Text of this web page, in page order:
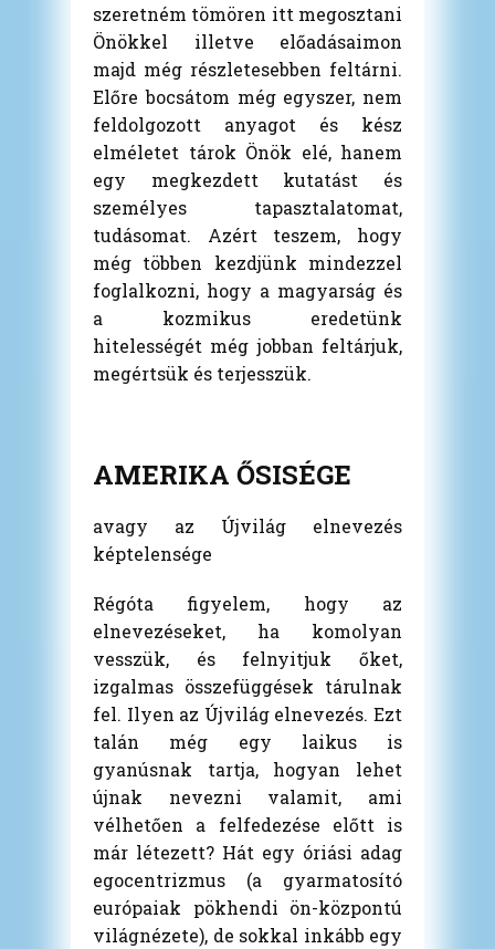
szeretném tömören itt megosztani
Önökkel illetve előadásaimon
majd még részletesebben feltárni.
Előre bocsátom még egyszer, nem
feldolgozott anyagot és kész
elméletet tárok Önök elé, hanem
egy megkezdett kutatást és
személyes tapasztalatomat,
tudásomat. Azért teszem, hogy
még többen kezdjünk mindezzel
foglalkozni, hogy a magyarság és
a kozmikus eredetünk
hitelességét még jobban feltárjuk,
megértsük és terjesszük.
AMERIKA ŐSISÉGE
avagy az Újvilág elnevezés
képtelensége
Régóta figyelem, hogy az
elnevezéseket, ha komolyan
vesszük, és felnyitjuk őket,
izgalmas összefüggések tárulnak
fel. Ilyen az Újvilág elnevezés. Ezt
talán még egy laikus is
gyanúsnak tartja, hogyan lehet
újnak nevezni valamit, ami
vélhetően a felfedezése előtt is
már létezett? Hát egy óriási adag
egocentrizmus (a gyarmatosító
európaiak pökhendi ön-központú
világnézete), de sokkal inkább egy